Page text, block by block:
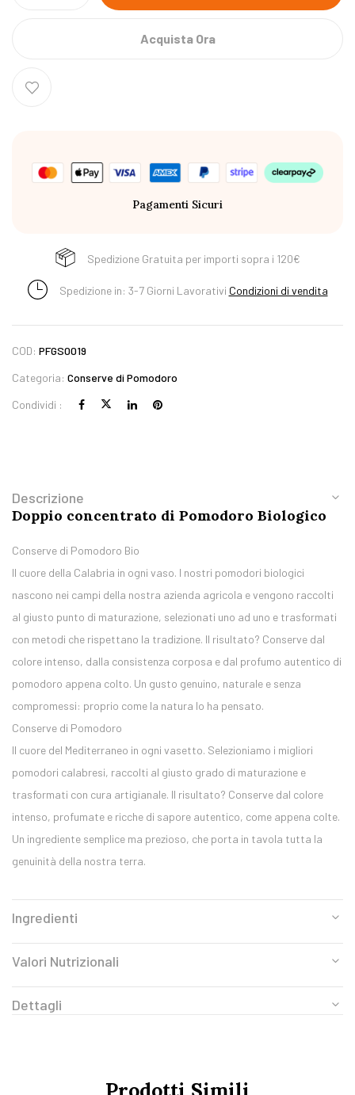
Acquista Ora
Pagamenti Sicuri
Spedizione Gratuita per importi sopra i 120€
Spedizione in: 3-7 Giorni Lavorativi Condizioni di vendita
COD: PFGS0019
Categoria: Conserve di Pomodoro
Condividi :
Descrizione
Doppio concentrato di Pomodoro Biologico
Conserve di Pomodoro Bio
Il cuore della Calabria in ogni vaso. I nostri pomodori biologici
nascono nei campi della nostra azienda agricola e vengono raccolti
al giusto punto di maturazione, selezionati uno ad uno e trasformati
con metodi che rispettano la tradizione. Il risultato? Conserve dal
colore intenso, dalla consistenza corposa e dal profumo autentico di
pomodoro appena colto. Un gusto genuino, naturale e senza
compromessi: proprio come la natura lo ha pensato.
Conserve di Pomodoro
Il cuore del Mediterraneo in ogni vasetto. Selezioniamo i migliori
pomodori calabresi, raccolti al giusto grado di maturazione e
trasformati con cura artigianale. Il risultato? Conserve dal colore
intenso, profumate e ricche di sapore autentico, come appena colte.
Un ingrediente semplice ma prezioso, che porta in tavola tutta la
genuinità della nostra terra.
Ingredienti
Valori Nutrizionali
Dettagli